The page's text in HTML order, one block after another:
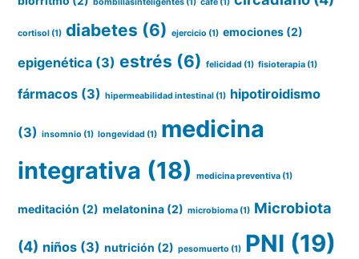
cortisol (1) diabetes (6) ejercicio (1) emociones (2)
epigenética (3) estrés (6) felicidad (1) fisioterapia (1)
fármacos (3) hipermeabilidad intestinal (1) hipotiroidismo
(3) insomnio (1) longevidad (1) medicina
integrativa (18) medicina preventiva (1)
meditación (2) melatonina (2) microbioma (1) Microbiota
(4) niños (3) nutrición (2) pesomuerto (1) PNI (19)